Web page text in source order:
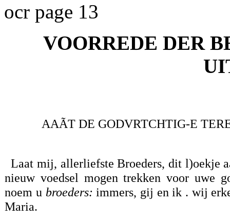
ocr page 13
VOORREDE DER
AAÃT DE GODVRTCHTIG-E
Laat mij, allerliefste Broeders, dit l)oekje
nieuw voedsel mogen trekken voor uwe
noem u broeders: immers, gij en ik . wij
Maria.